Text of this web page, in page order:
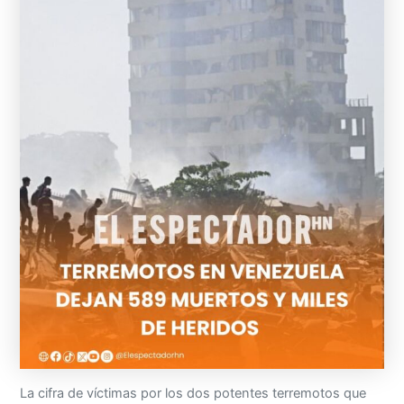
La cifra de víctimas por los dos potentes terremotos que